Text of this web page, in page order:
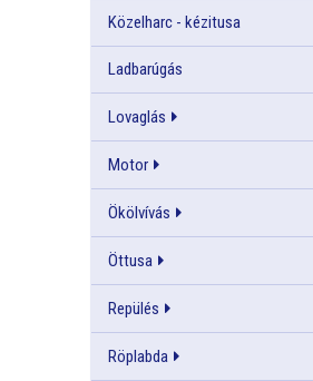
Közelharc - kézitusa
Ladbarúgás
Lovaglás
Motor
Ökölvívás
Öttusa
Repülés
Röplabda